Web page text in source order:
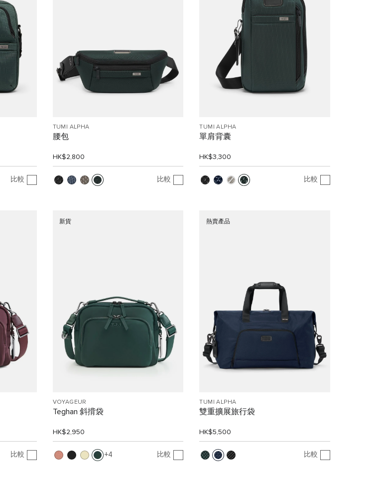
比較
TUMI ALPHA
腰包
HK$2,800
比較
TUMI ALPHA
單肩背囊
HK$3,300
比較
比較
新貨
VOYAGEUR
Teghan 斜揹袋
HK$2,950
4 比較
熱賣產品
TUMI ALPHA
雙重擴展旅行袋
HK$5,500
比較